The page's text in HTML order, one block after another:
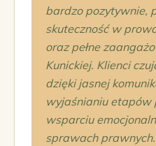
bardzo pozytywnie,
skuteczność w
oraz pełne
Kunickiej. Klienci
dzięki jasnej
wyjaśnianiu etapów
wsparciu
sprawach prawnych.